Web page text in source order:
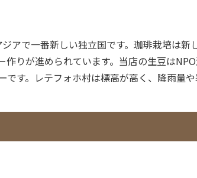
アで一番新しい独立国です。珈琲栽培は
りが進められています。当店の生豆は
す。レテフォホ村は標高が高く、降雨量